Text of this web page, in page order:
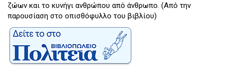
ζώων και το κυνήγι ανθρώπου από άνθρωπο. (Από την
παρουσίαση στο οπισθόφυλλο του βιβλίου)